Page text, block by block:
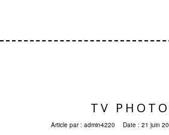
TV
Article par : admin4220 Date : 21 juin